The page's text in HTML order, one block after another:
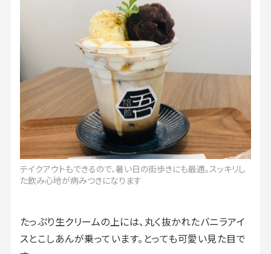
テイクアウトもできるので、暑い日の街歩きにも最適。スッキリし
た飲み心地が病みつきになります
たっぷり生クリームの上には、丸く抜かれたバニラアイ
スとこしあんが乗っています。とっても可愛い見た目で